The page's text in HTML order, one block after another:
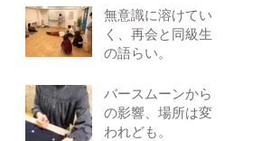
無意識に溶けてい
く、再会と同級生
の語らい。
バースムーンから
の影響、場所は変
われども。